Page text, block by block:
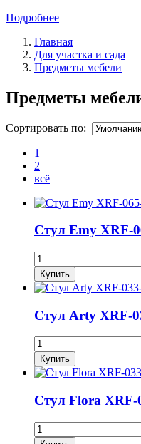
Подробнее
Главная
Для участка и сада
Предметы мебели
Предметы
Сортировать по:
1
2
всё
Стул Emy XRF-
Стул Arty XRF-
Стул Flora XRF-